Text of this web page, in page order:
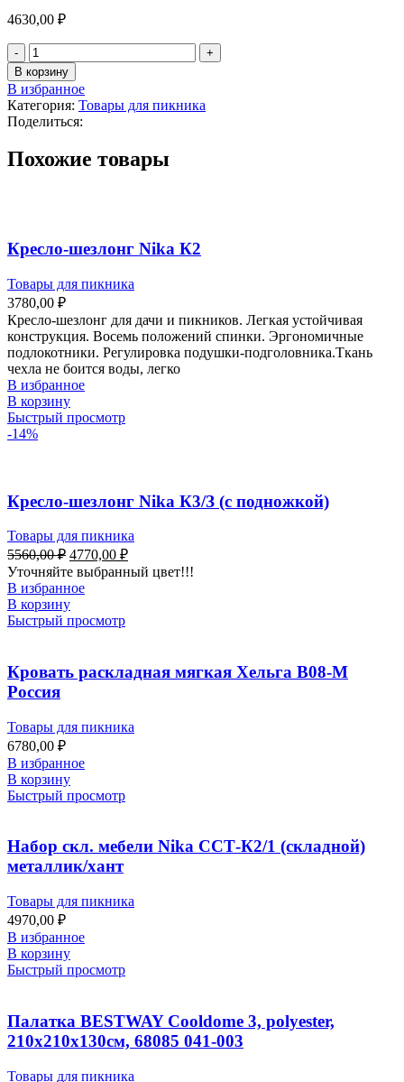
4630,00 ₽
В корзину
В избранное
Категория: Товары для пикника
Поделиться:
Похожие товары
Кресло-шезлонг Nika К2
Товары для пикника
3780,00 ₽
Кресло-шезлонг для дачи и пикников. Легкая устойчивая
конструкция. Восемь положений спинки. Эргономичные
подлокотники. Регулировка подушки-подголовника.Ткань
чехла не боится воды, легко
В избранное
В корзину
Быстрый просмотр
-14%
Кресло-шезлонг Nika К3/З (с подножкой)
Товары для пикника
5560,00₽ 4770,00 ₽
Уточняйте выбранный цвет!!!
В избранное
В корзину
Быстрый просмотр
Кровать раскладная мягкая Хельга В08-М
Россия
Товары для пикника
6780,00 ₽
В избранное
В корзину
Быстрый просмотр
Набор скл. мебели Nika ССТ-К2/1 (складной)
металлик/хант
Товары для пикника
4970,00 ₽
В избранное
В корзину
Быстрый просмотр
Палатка BESTWAY Cooldome 3, polyester,
210x210x130см, 68085 041-003
Товары для пикника